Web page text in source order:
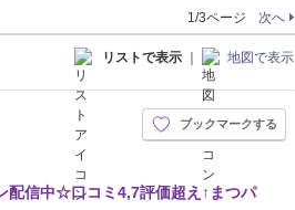
1/3ページ 次へ
リストで表示 ｜ 地図で表示
ブックマークする
配信中☆口コミ4,7評価超え↑まつパ